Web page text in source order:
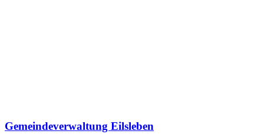
Gemeindeverwaltung Eilsleben